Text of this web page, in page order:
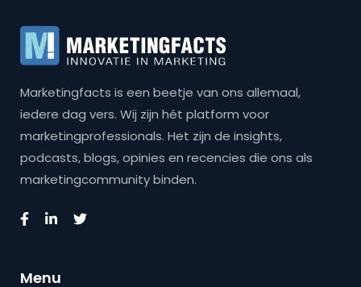
Marketingfacts is een beetje van ons allemaal,
iedere dag vers. Wij zijn hét platform voor
marketingprofessionals. Het zijn de insights,
podcasts, blogs, opinies en recencies die ons als
marketingcommunity binden.
Menu